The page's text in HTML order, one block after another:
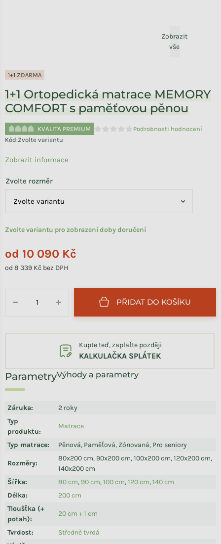
Zobrazit
vše
1+1 ZDARMA
1+1 Ortopedická matrace MEMORY
COMFORT s paměťovou pěnou
KVALITA PREMIUM
Průměrné hodnocení produktu je
Podrobnosti hodnocení
Kód:Zvolte variantu
od 10 090 Kč
od 8 339 Kč bez DPH
Zvolte variantu pro zobrazení doby doručení
Zvolte rozměr
+
− PŘIDAT DO KOŠÍKU
Výhody a parametry
Záruka:
2 roky
Typ
produktu:
Matrace
Typ matrace: Pěnová, Paměťová, Zónovaná, Pro seniory
Rozměry:
80x200 cm, 90x200 cm, 100x200 cm, 120x200 cm,
140x200 cm
Šířka: 80 cm, 90 cm,100 cm,120 cm,140 cm
Délka:
200 cm
Tloušťka (+
potah):
20 cm + 1 cm
Tvrdost:
Středně tvrdá
Kupte teď, zaplaťte později
KALKULAČKA SPLÁTEK
Zobrazit informace